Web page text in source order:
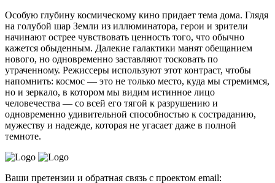
Особую глубину космическому кино придает тема дома. Глядя
на голубой шар Земли из иллюминатора, герои и зрители
начинают острее чувствовать ценность того, что обычно
кажется обыденным. Далекие галактики манят обещанием
нового, но одновременно заставляют тосковать по
утраченному. Режиссеры используют этот контраст, чтобы
напомнить: космос — это не только место, куда мы стремимся,
но и зеркало, в котором мы видим истинное лицо
человечества — со всей его тягой к разрушению и
одновременно удивительной способностью к состраданию,
мужеству и надежде, которая не угасает даже в полной
темноте.
Ваши претензии и обратная связь с проектом email: